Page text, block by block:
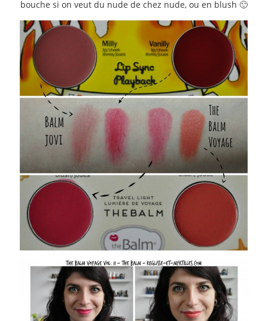
bouche si on veut du nude de chez nude, ou en blush 🙂